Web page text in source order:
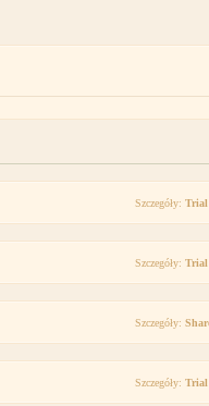
Szczegóły: Trial
Szczegóły: Trial
Szczegóły:
Szczegóły: Trial